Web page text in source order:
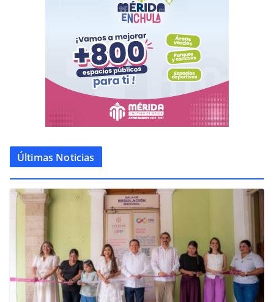
Últimas Noticias